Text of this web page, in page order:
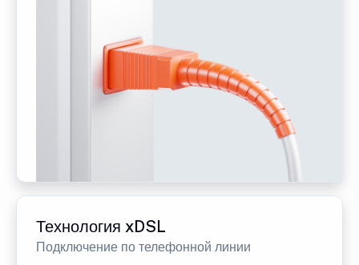
Технология xDSL
Подключение по телефонной линии